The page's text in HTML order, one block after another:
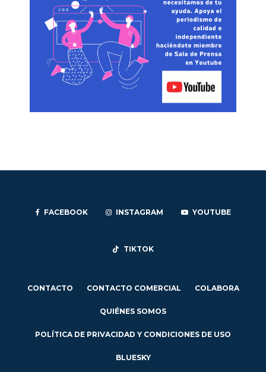
FACEBOOK INSTAGRAM YOUTUBE
TIKTOK
CONTACTO CONTACTO COMERCIAL COLABORA
QUIÉNES SOMOS
POLÍTICA DE PRIVACIDAD Y CONDICIONES DE USO
BLUESKY